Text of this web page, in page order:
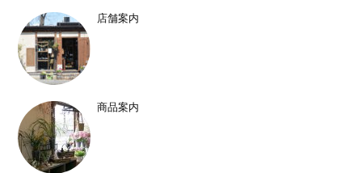
店舗案内
商品案内